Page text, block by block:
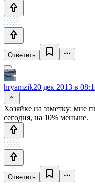
Ответить
hryamzik20 дек 2013 в
Хозяйке на заметку: мне
сегодня, на 10% меньше.
Ответить